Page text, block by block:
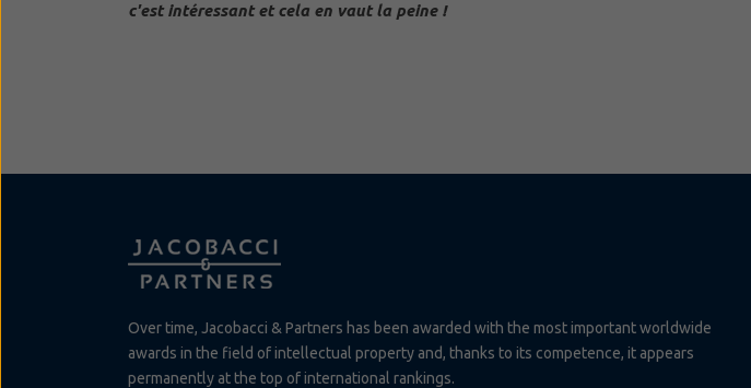
c'est intéressant et cela en vaut la peine !
Over time, Jacobacci & Partners has been awarded with the most important worldwide
awards in the field of intellectual property and, thanks to its competence, it appears
permanently at the top of international rankings.